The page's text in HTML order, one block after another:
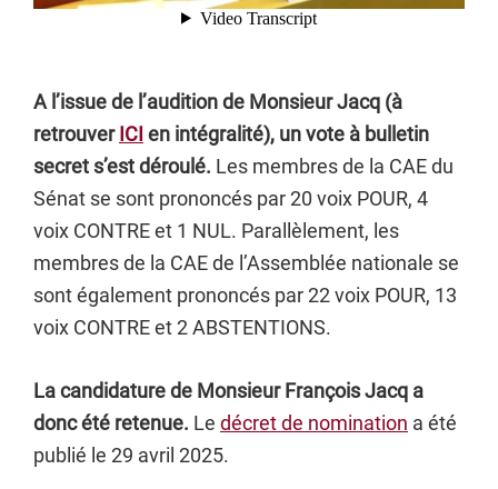
A l’issue de l’audition de Monsieur Jacq (à
retrouverICI en intégralité), un vote à bulletin
secret s’est déroulé. Les membres de la CAE du
Sénat se sont prononcés par 20 voix POUR, 4
voix CONTRE et 1 NUL. Parallèlement, les
membres de la CAE de l’Assemblée nationale se
sont également prononcés par 22 voix POUR, 13
voix CONTRE et 2 ABSTENTIONS.
La candidature de Monsieur François Jacq a
donc été retenue. Le décret de nomination a été
publié le 29 avril 2025.